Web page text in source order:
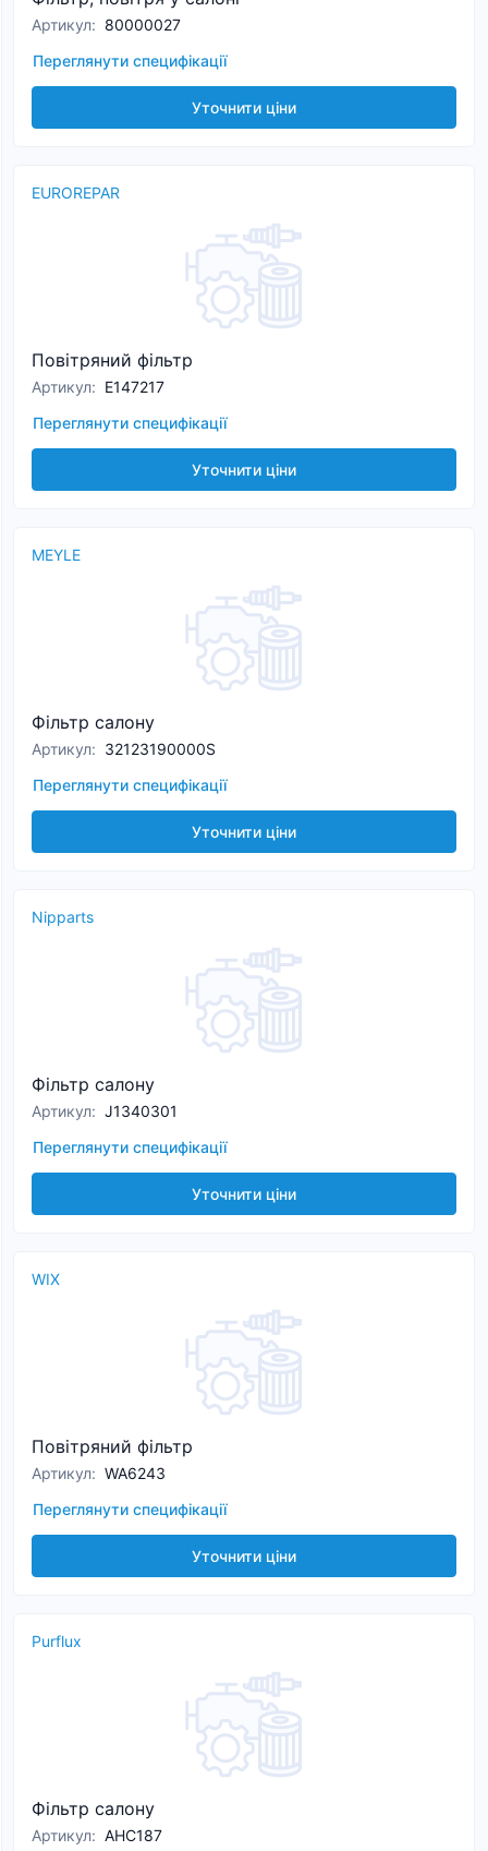
Артикул: 80000027
Переглянути специфікації
Уточнити ціни
EUROREPAR
Повітряний фільтр
Артикул: E147217
Переглянути специфікації
Уточнити ціни
MEYLE
Фільтр салону
Артикул: 32123190000S
Переглянути специфікації
Уточнити ціни
Nipparts
Фільтр салону
Артикул: J1340301
Переглянути специфікації
Уточнити ціни
WIX
Повітряний фільтр
Артикул: WA6243
Переглянути специфікації
Уточнити ціни
Purflux
Фільтр салону
Артикул: AHC187